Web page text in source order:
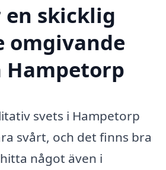
en skicklig
omgivande
Hampetorp
svets i Hampetorp
svårt, och det finns bra
något även i